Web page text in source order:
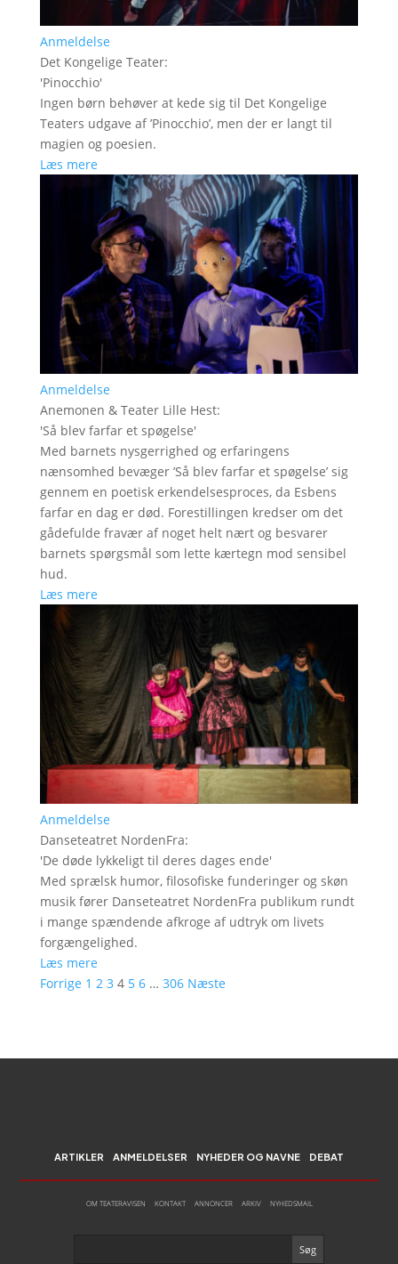
Anmeldelse
Det Kongelige Teater:
'Pinocchio'
Ingen børn behøver at kede sig til Det Kongelige
Teaters udgave af ’Pinocchio’, men der er langt til
magien og poesien.
Læs mere
Anmeldelse
Anemonen & Teater Lille Hest:
'Så blev farfar et spøgelse'
Med barnets nysgerrighed og erfaringens
nænsomhed bevæger ’Så blev farfar et spøgelse’ sig
gennem en poetisk erkendelsesproces, da Esbens
farfar en dag er død. Forestillingen kredser om det
gådefulde fravær af noget helt nært og besvarer
barnets spørgsmål som lette kærtegn mod sensibel
hud.
Læs mere
Anmeldelse
Danseteatret NordenFra:
'De døde lykkeligt til deres dages ende'
Med sprælsk humor, filosofiske funderinger og skøn
musik fører Danseteatret NordenFra publikum rundt
i mange spændende afkroge af udtryk om livets
forgængelighed.
Læs mere
Forrige 1 2 3 4 5 6 … 306 Næste
ARTIKLER ANMELDELSER NYHEDER OG NAVNE DEBAT
OM TEATERAVISEN KONTAKT ANNONCER ARKIV NYHEDSMAIL